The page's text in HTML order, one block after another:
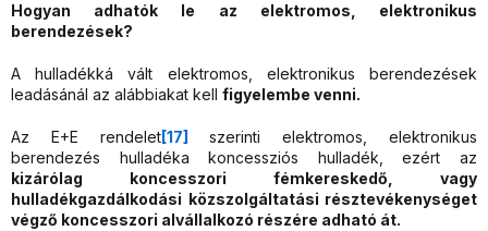
Hogyan adhatók le az elektromos, elektronikus
berendezések?
A hulladékká vált elektromos, elektronikus berendezések
leadásánál az alábbiakat kell figyelembe venni.
Az E+E rendelet[17]
szerinti elektromos, elektronikus
berendezés hulladéka koncessziós hulladék, ezért az
kizárólag koncesszori fémkereskedő, vagy
hulladékgazdálkodási közszolgáltatási résztevékenységet
végző koncesszori alvállalkozó részére adható át.